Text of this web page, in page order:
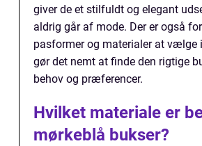
giver de et stilfuldt og elegant
aldrig går af mode. Der er også
pasformer og materialer at vælge
gør det nemt at finde den rigtige
behov og præferencer.
Hvilket materiale er
mørkeblå bukser?